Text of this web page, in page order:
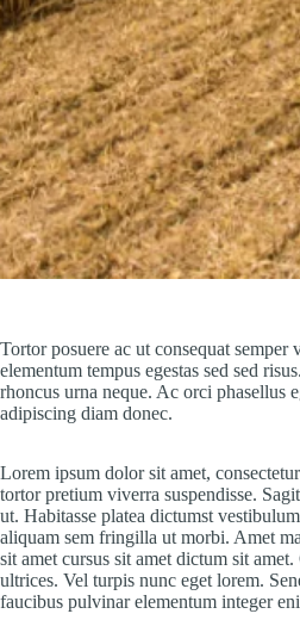
Tortor posuere ac ut consequat
elementum tempus egestas sed sed
rhoncus urna neque. Ac orci phasellus
adipiscing diam donec.
Lorem ipsum dolor sit amet,
tortor pretium viverra suspendisse.
ut. Habitasse platea dictumst
aliquam sem fringilla ut morbi. Amet
sit amet cursus sit amet dictum sit
ultrices. Vel turpis nunc eget lorem.
faucibus pulvinar elementum integer